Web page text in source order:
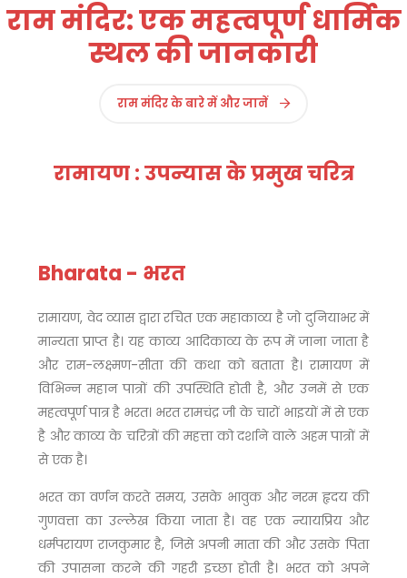
राम मंदिर: एक महत्वपूर्ण धार्मिक
स्थल की जानकारी
राम मंदिर के बारे में और जानें
रामायण : उपन्यास के प्रमुख चरित्र
Bharata - भरत
रामायण, वेद व्यास द्वारा रचित एक महाकाव्य है जो दुनियाभर में
मान्यता प्राप्त है। यह काव्य आदिकाव्य के रूप में जाना जाता है
और राम-लक्ष्मण-सीता की कथा को बताता है। रामायण में
विभिन्न महान पात्रों की उपस्थिति होती है, और उनमें से एक
महत्वपूर्ण पात्र है भरत। भरत रामचंद्र जी के चारों भाइयों में से एक
है और काव्य के चरित्रों की महत्ता को दर्शाने वाले अहम पात्रों में
से एक है।
भरत का वर्णन करते समय, उसके भावुक और नरम हृदय की
गुणवत्ता का उल्लेख किया जाता है। वह एक न्यायप्रिय और
धर्मपरायण राजकुमार है, जिसे अपनी माता की और उसके पिता
की उपासना करने की गहरी इच्छा होती है। भरत को अपने